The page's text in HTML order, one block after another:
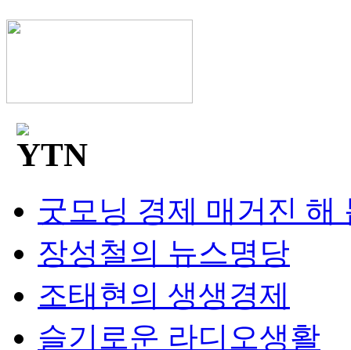
굿모닝 경제 매거진 해
장성철의 뉴스명당
조태현의 생생경제
슬기로운 라디오생활